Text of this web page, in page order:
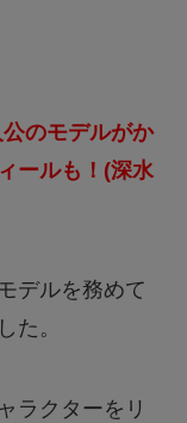
のモデルがか
ールも！(深水
デルを務めて
た。
ラクターをリ